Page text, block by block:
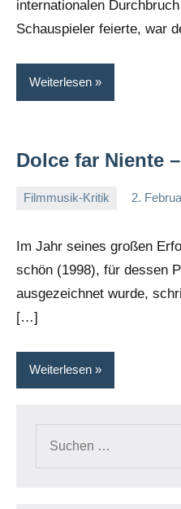
internationalen
Schauspieler feierte, war
Weiterlesen
Dolce far Niente
Filmmusik-Kritik 2.
Im Jahr seines großen
schön (1998), für dessen
ausgezeichnet wurde,
[…]
Weiterlesen